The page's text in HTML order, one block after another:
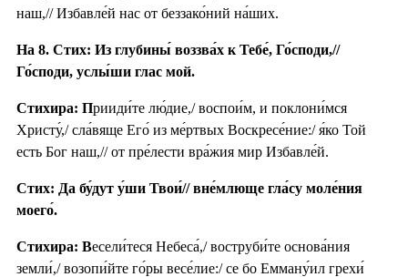
наш,// Избавле́й нас от беззако́ний на́ших.
На 8. Стих: Из глубины́ воззва́х к Тебе́, Го́споди,//
Го́споди, услы́ши глас мой.
Стихира: Прииди́те лю́дие,/ воспои́м, и поклони́мся
Христу́,/ сла́вяще Его́ из ме́ртвых Воскресе́ние:/ я́ко Той
есть Бог наш,// от пре́лести вра́жия мир Избавле́й.
Стих: Да бу́дут у́ши Твои́// вне́млюще гла́су моле́ния
моего́.
Стихира: Весели́теся Небеса́,/ воструби́те основа́ния
земли́,/ возопи́йте го́ры весе́лие:/ се бо Емману́ил грехи́